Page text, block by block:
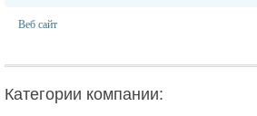
Веб сайт
Категории компании: